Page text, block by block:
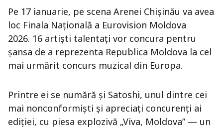
Pe 17 ianuarie, pe scena Arenei Chișinău va avea
loc Finala Națională a Eurovision Moldova
2026. 16 artiști talentați vor concura pentru
șansa de a reprezenta Republica Moldova la cel
mai urmărit concurs muzical din Europa.
Printre ei se numără și Satoshi, unul dintre cei
mai nonconformiști și apreciați concurenți ai
ediției, cu piesa explozivă „Viva, Moldova” — un